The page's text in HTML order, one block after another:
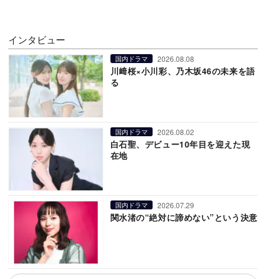
インタビュー
国内ドラマ 2026.08.08
川﨑桜×小川彩、乃木坂46の未来を語
る
国内ドラマ 2026.08.02
白石聖、デビュー10年目を迎えた現
在地
国内ドラマ 2026.07.29
関水渚の“絶対に諦めない”という決意